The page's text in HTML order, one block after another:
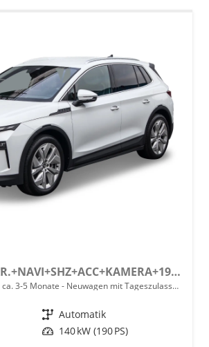
Selection 60 4J GAR.+NAVI+SHZ+ACC+KAMERA+19" ALU+SMARTLINK+KLIMA+LED
3-5 Monate Neuwagen mit Tageszulassung
Getriebe Automatik
Leistung 140 kW (190 PS)